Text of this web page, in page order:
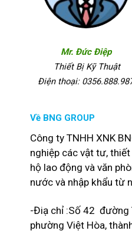
Mr. Đức Điệp
Thiết Bị Kỹ Thuật
Điện thoại:
Về BNG GROUP
Công ty TNHH XNK
nghiệp các vật tư,
hộ lao động và văn
nước và nhập khẩu từ
-Điạ chỉ :Số 42 đường
phường Việt Hòa,